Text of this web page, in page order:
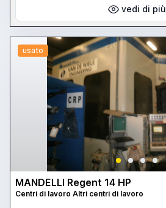
vedi di più
usato
MANDELLI Regent 14 HP
Centri di lavoro Altri centri di lavoro